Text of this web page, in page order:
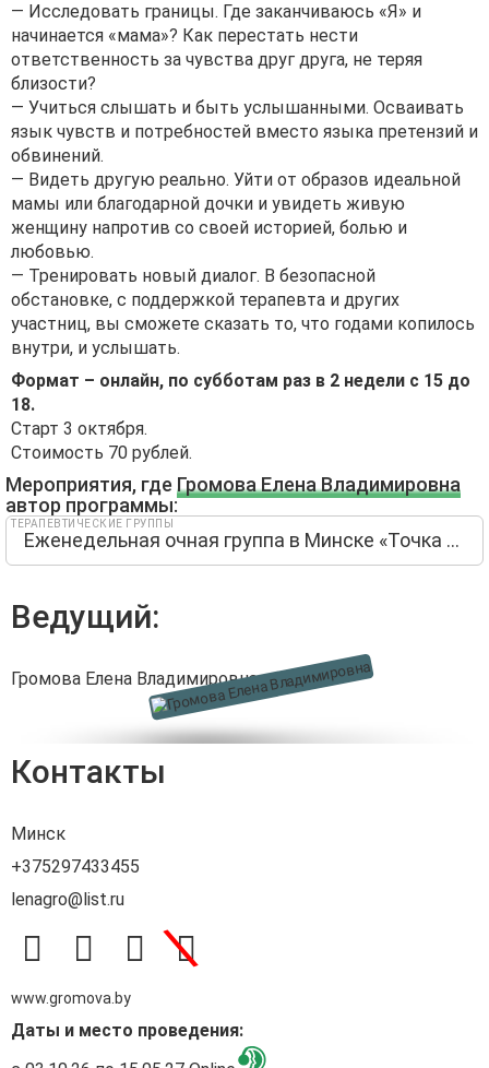
— Исследовать границы. Где заканчиваюсь «Я» и
начинается «мама»? Как перестать нести
ответственность за чувства друг друга, не теряя
близости?
— Учиться слышать и быть услышанными. Осваивать
язык чувств и потребностей вместо языка претензий и
обвинений.
— Видеть другую реально. Уйти от образов идеальной
мамы или благодарной дочки и увидеть живую
женщину напротив со своей историей, болью и
любовью.
— Тренировать новый диалог. В безопасной
обстановке, с поддержкой терапевта и других
участниц, вы сможете сказать то, что годами копилось
внутри, и услышать.
Формат – онлайн, по субботам раз в 2 недели с 15 до
18.
Старт 3 октября.
Стоимость 70 рублей.
Мероприятия, где Громова Елена Владимировна
автор программы:
Еженедельная очная группа в Минске «Точка опоры»
ТЕРАПЕВТИЧЕСКИЕ ГРУППЫ
Ведущий:
Громова Елена Владимировна
Контакты
Минск
+375297433455
lenagro@list.ru
\
www.gromova.by
Даты и место проведения: